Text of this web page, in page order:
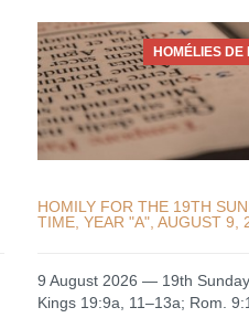
HOMÉLIES
HOMILY FOR THE 19TH
TIME, YEAR "A", AUGUST 9,
9 August 2026 — 19th Sunday
Kings 19:9a, 11–13a; Rom.